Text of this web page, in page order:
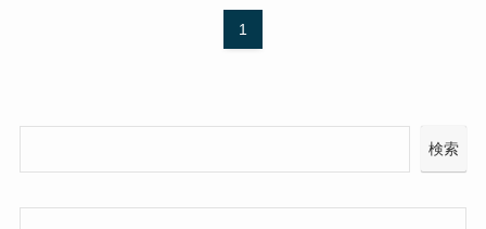
1
検索